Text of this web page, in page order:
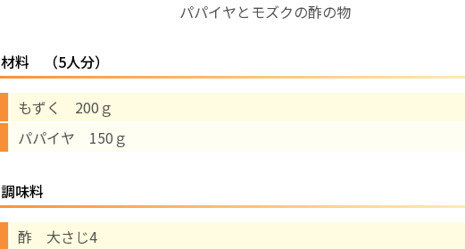
パパイヤとモズクの酢の物
材料 （5人分）
もずく 200ｇ
パパイヤ 150ｇ
調味料
酢 大さじ4
予防接種
‘さんルーム’ でさまざまな講座・クラス
医師プロフィール